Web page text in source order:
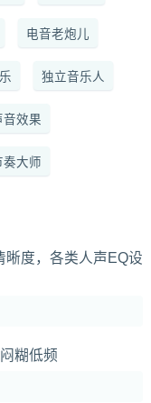
电音老炮儿
独立音乐人
音效果
奏大师
晰度，各类人声EQ设
糊低频